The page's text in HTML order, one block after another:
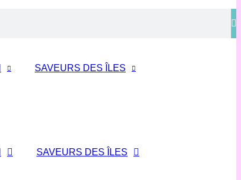
SAVEURS DES ÎLES
SAVEURS DES ÎLES